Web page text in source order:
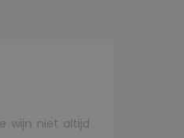
wijn niet altijd